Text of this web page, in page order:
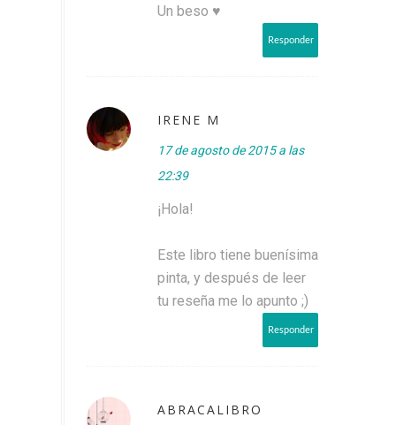
Un beso ♥
Responder
IRENE M
17 de agosto de 2015 a las
22:39
¡Hola!
Este libro tiene buenísima
pinta, y después de leer
tu reseña me lo apunto ;)
Responder
ABRACALIBRO